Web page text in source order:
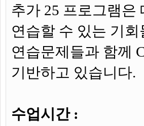
추가 25 프로그램은
연습할 수 있는 기
연습문제들과 함께
기반하고 있습니다.
수업시간 :